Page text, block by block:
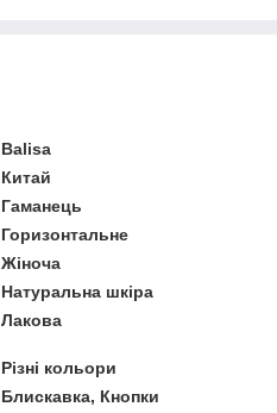
Balisa
Китай
Гаманець
Горизонтальне
Жіноча
Натуральна шкіра
Лакова
Різні кольори
Блискавка, Кнопки